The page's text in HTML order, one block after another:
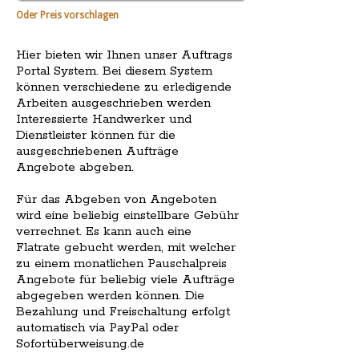
Oder Preis vorschlagen
Hier bieten wir Ihnen unser Auftrags
Portal System. Bei diesem System
können verschiedene zu erledigende
Arbeiten ausgeschrieben werden
Interessierte Handwerker und
Dienstleister können für die
ausgeschriebenen Aufträge
Angebote abgeben.
Für das Abgeben von Angeboten
wird eine beliebig einstellbare Gebühr
verrechnet. Es kann auch eine
Flatrate gebucht werden, mit welcher
zu einem monatlichen Pauschalpreis
Angebote für beliebig viele Aufträge
abgegeben werden können. Die
Bezahlung und Freischaltung erfolgt
automatisch via PayPal oder
Sofortüberweisung.de